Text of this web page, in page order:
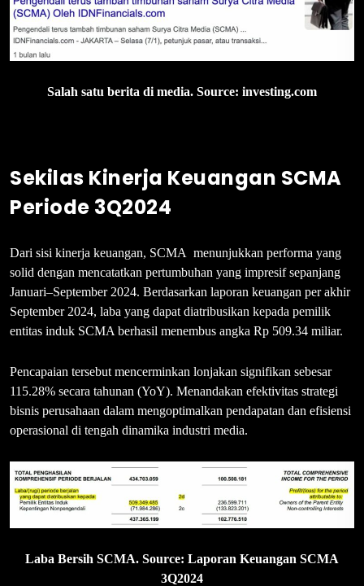
Salah satu berita di media. Source: investing.com
Sekilas Kinerja Keuangan SCMA
Periode 3Q2024
Dari sisi kinerja keuangan, SCMA menunjukkan performa yang
solid dengan mencatatkan pertumbuhan yang impresif sepanjang
Januari–September 2024. Berdasarkan laporan keuangan per akhir
September 2024, laba yang dapat diatribusikan kepada pemilik
entitas induk SCMA berhasil menembus angka Rp 509.34 miliar.
Pencapaian tersebut mencerminkan lonjakan signifikan sebesar
115.28% secara tahunan (YoY). Menandakan efektivitas strategi
bisnis perusahaan dalam mengoptimalkan pendapatan dan efisiensi
operasional di tengah dinamika industri media.
Laba Bersih SCMA. Source: Laporan Keuangan SCMA
3Q2024